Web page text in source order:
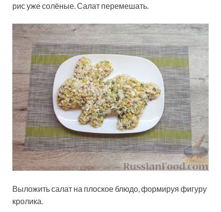
рис уже солёные. Салат перемешать.
Выложить салат на плоское блюдо, формируя фигуру
кролика.